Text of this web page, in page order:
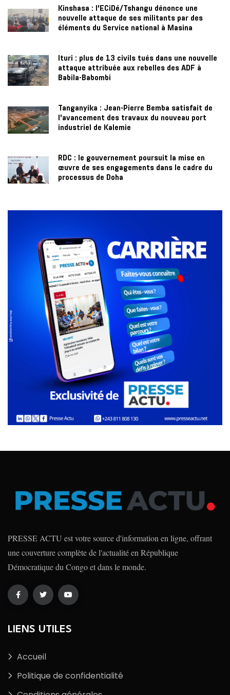
Kinshasa : l’ECiDé/Tshangu dénonce une
nouvelle attaque de ses militants par des
éléments du Service national à Masina
Ituri : plus de 13 civils tués dans une nouvelle
attaque attribuée aux rebelles des ADF à
Babila-Babombi
Tanganyika : Jean-Pierre Bemba satisfait de
l’avancement des travaux du nouveau port
industriel de Kalemie
RDC : le gouvernement poursuit la mise en
œuvre de ses engagements dans le cadre du
processus de Doha
PRESSE ACTU est votre source d'information en ligne, offrant
une couverture complète de l'actualité en République
Démocratique du Congo et dans le monde.
LIENS UTILES
Accueil
Politique de confidentialité